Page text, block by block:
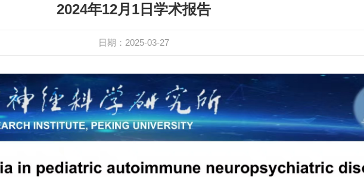
2024年12月1日学术报告
日期：2025-03-27